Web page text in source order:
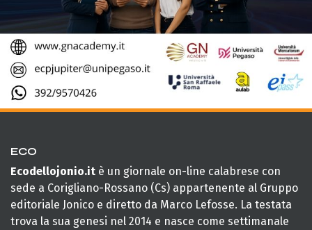
ECO
Ecodellojonio.it è un giornale on-line calabrese con
sede a Corigliano-Rossano (Cs) appartenente al Gruppo
editoriale Jonico e diretto da Marco Lefosse. La testata
trova la sua genesi nel 2014 e nasce come settimanale